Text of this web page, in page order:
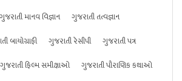
ગુજરાતી માનવ વિજ્ઞાન
ગુજરાતી તત્વજ્ઞાન
બાયોગ્રાફી ગુજરાતી રેસીપી
ગુજરાતી પત્ર
ગુજરાતી ફિલ્મ સમીક્ષાઓ
ગુજરાતી પૌરાણિક કથાઓ